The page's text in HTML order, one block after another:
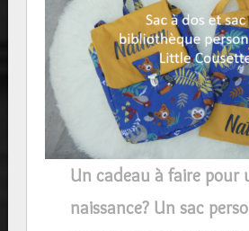
Un cadeau à faire pour
naissance? Un sac